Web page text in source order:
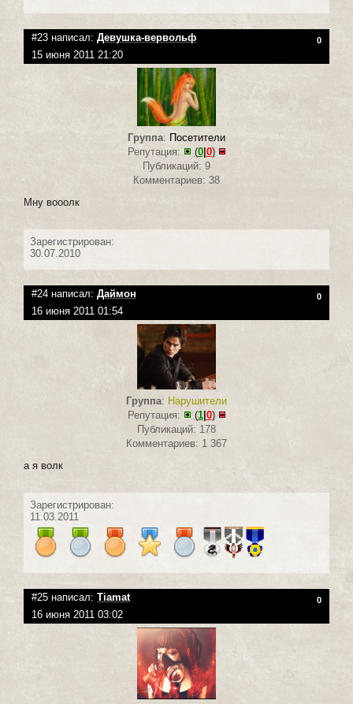
#23 написал: Девушка-вервольф 0
15 июня 2011 21:20
Группа: Посетители
Репутация:
(0| 0)
Публикаций: 9
Комментариев: 38
Мну вооолк
Зарегистрирован:
30.07.2010
#24 написал: Даймон 0
16 июня 2011 01:54
Группа: Нарушители
Репутация:
(1| 0)
Публикаций: 178
Комментариев: 1 367
а я волк
Зарегистрирован:
11.03.2011
#25 написал: Tiamat 0
16 июня 2011 03:02